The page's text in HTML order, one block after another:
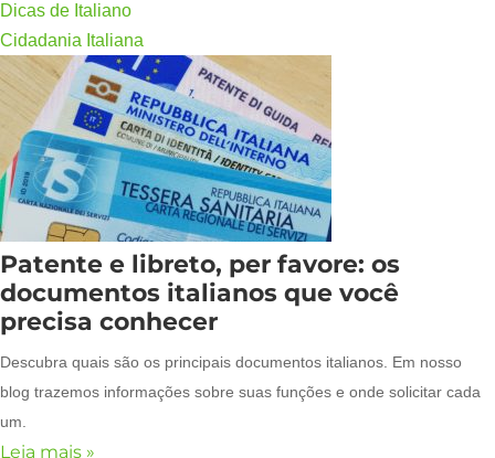
Dicas de Italiano
Cidadania Italiana
Patente e libreto, per favore: os
documentos italianos que você
precisa conhecer
Descubra quais são os principais documentos italianos. Em nosso
blog trazemos informações sobre suas funções e onde solicitar cada
um.
Leia mais »